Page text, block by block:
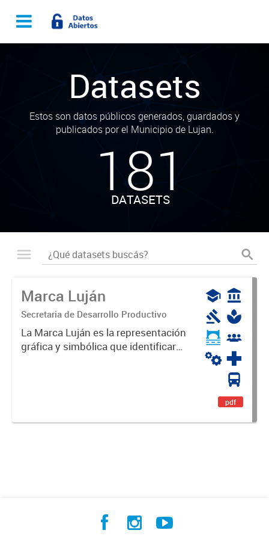
Datasets
Estos son datos públicos generados, guardados y
publicados por el Municipio de Lujan.
181
DATASETS
Marca Luján
Secretaria de Desarrollo Productivo
La Marca Luján es la representación
gráfica y simbólica que identificará
pdf